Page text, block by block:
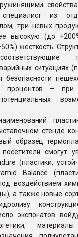
из
три новых
высокую (до
жесткость.
ситуациях
безопасности
процентов – при
стенде
образец
смогут
(пластики,
Balance
воздействием
а также новые
экспонатов